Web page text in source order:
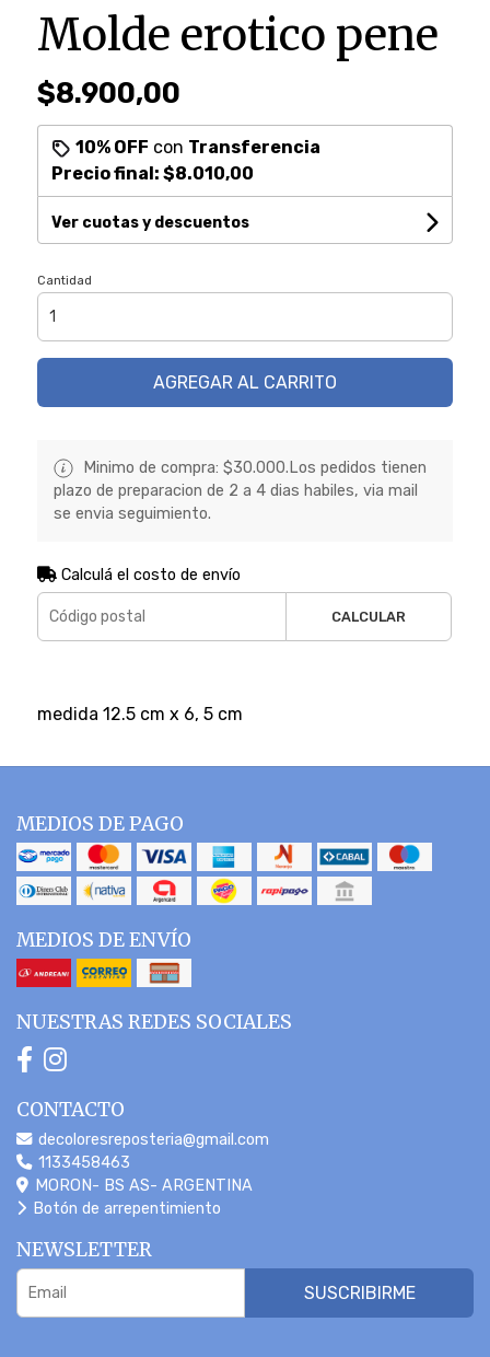
Molde erotico pene
$8.900,00
10% OFF con Transferencia
Precio final: $8.010,00
Ver cuotas y descuentos
Cantidad
AGREGAR AL CARRITO
Minimo de compra: $30.000.Los pedidos tienen
plazo de preparacion de 2 a 4 dias habiles, via mail
se envia seguimiento.
Calculá el costo de envío
CALCULAR
medida 12.5 cm x 6, 5 cm
MEDIOS DE PAGO
MEDIOS DE ENVÍO
NUESTRAS REDES SOCIALES
CONTACTO
decoloresreposteria@gmail.com
1133458463
MORON- BS AS- ARGENTINA
Botón de arrepentimiento
NEWSLETTER
SUSCRIBIRME